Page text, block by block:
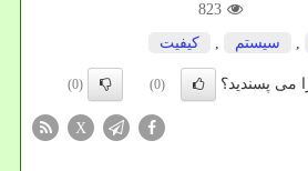
823
, سیستم , كیفیت
می پسندید؟ (0)
(0)
X